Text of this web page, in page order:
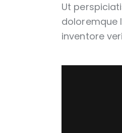
Ut
doloremque
inventore